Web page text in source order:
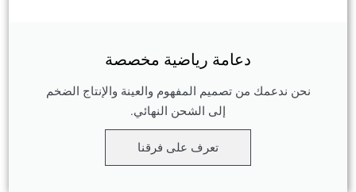
دعامة رياضية مخصصة
نحن ندعمك من تصميم المفهوم والعينة والإنتاج الضخم
إلى الشحن النهائي.
تعرف على فرقنا